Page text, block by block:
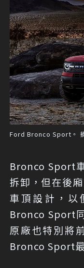
Ford Bronco Sport。
Bronco Sport
拆卸，但在後
車頂設計，以
Bronco Sport
原廠也特別將
Bronco Sport